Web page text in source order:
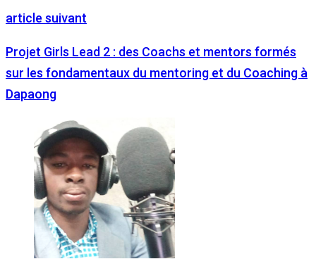
article suivant
Projet Girls Lead 2 : des Coachs et mentors formés
sur les fondamentaux du mentoring et du Coaching à
Dapaong